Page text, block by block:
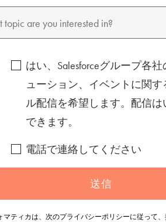
はい、Salesforceグループ各
ューション、イベントに関
ル配信を希望します。配信は
できます。
電話で連絡してください
送信
マティカは、次のプライバシーポリシーに従って
03:42
CXを改善